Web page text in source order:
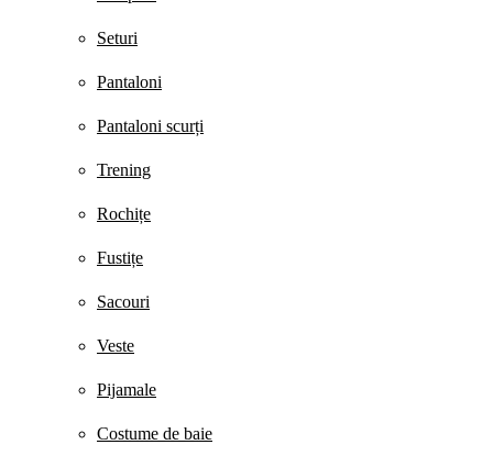
Seturi
Pantaloni
Pantaloni scurți
Trening
Rochițe
Fustițe
Sacouri
Veste
Pijamale
Costume de baie